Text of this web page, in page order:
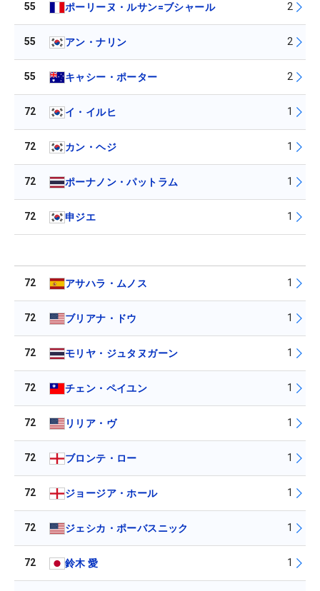
55 ポーリーヌ・ルサン=ブシャール 2
55 アン・ナリン 2
55 キャシー・ポーター 2
72 イ・イルヒ 1
72 カン・ヘジ 1
72 ポーナノン・パットラム 1
72 申ジエ 1
72 アサハラ・ムノス 1
72 ブリアナ・ドウ 1
72 モリヤ・ジュタヌガーン 1
72 チェン・ペイユン 1
72 リリア・ヴ 1
72 ブロンテ・ロー 1
72 ジョージア・ホール 1
72 ジェシカ・ポーバスニック 1
72 鈴木 愛 1